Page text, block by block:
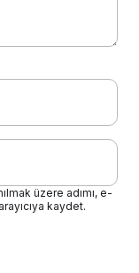
üzere adımı, e-
kaydet.